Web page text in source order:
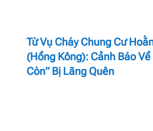
Từ Vụ Cháy Chung Cư
(Hồng Kông): Cảnh Báo Về
Còn” Bị Lãng Quên